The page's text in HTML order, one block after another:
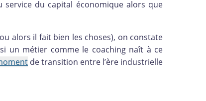
du capital économique alors que
alors il fait bien les choses), on constate
un métier comme le coaching naît à ce
de transition entre l’ère industrielle